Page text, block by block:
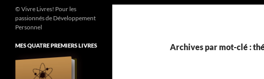
Archives par mot-clé :
© Vivre Livres! Pour les
passionnés de Développement
Personnel
MES QUATRE PREMIERS LIVRES